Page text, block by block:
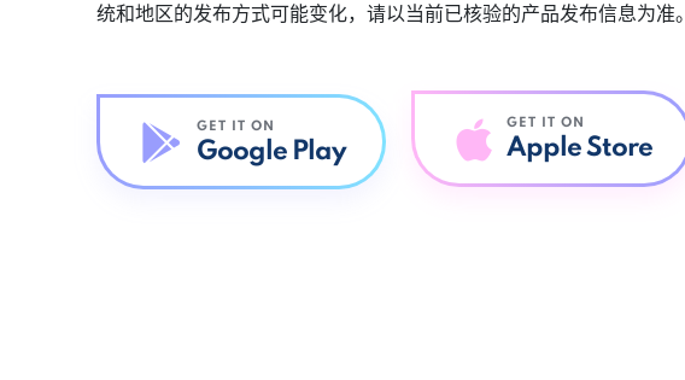
统和地区的发布方式可能变化，请以当前已核验的产品发布信息为准。
GET IT ON
Google Play
GET IT ON
Apple Store